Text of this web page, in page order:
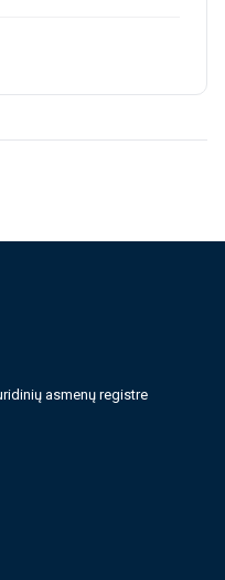
asmenų reg­istre